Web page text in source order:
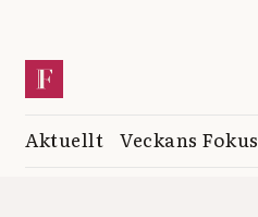
Aktuellt Veckans Fokus